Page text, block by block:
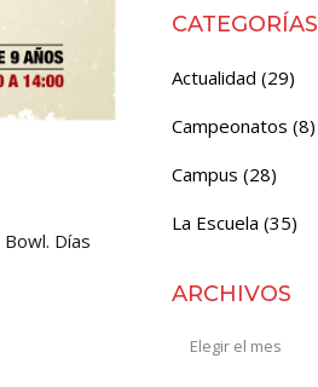
Días
CATEGORÍAS
Actualidad (29)
Campeonatos (8)
Campus (28)
La Escuela (35)
ARCHIVOS
Archivos